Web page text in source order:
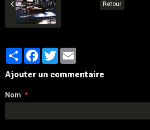
Retour
PartagerFacebook
Twitter
Ajouter un commentaire
Nom